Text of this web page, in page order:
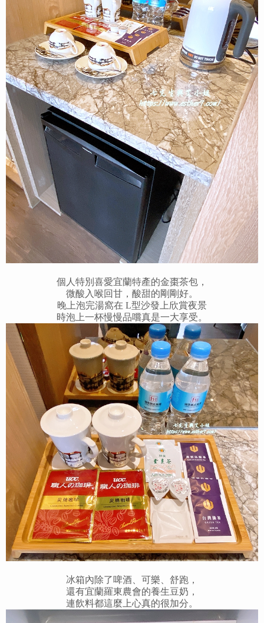
個人特別喜愛宜蘭特產的金棗茶包，
微酸入喉回甘，酸甜的剛剛好。
晚上泡完湯窩在 L型沙發上欣賞夜景
時泡上一杯慢慢品嚐真是一大享受。
冰箱內除了啤酒、可樂、舒跑，
還有宜蘭羅東農會的養生豆奶，
連飲料都這麼上心真的很加分。